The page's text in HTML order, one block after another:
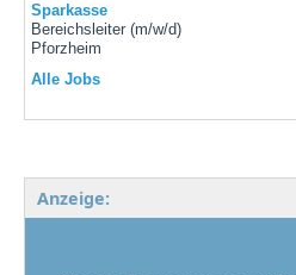
Sparkasse
Bereichsleiter (m/w/d)
Pforzheim
Alle Jobs
Anzeige: